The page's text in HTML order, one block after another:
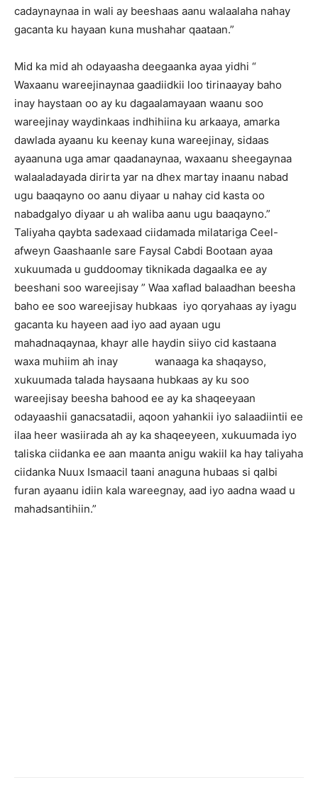
cadaynaynaa in wali ay beeshaas aanu walaalaha nahay
gacanta ku hayaan kuna mushahar qaataan.”
Mid ka mid ah odayaasha deegaanka ayaa yidhi “
Waxaanu wareejinaynaa gaadiidkii loo tirinaayay baho
inay haystaan oo ay ku dagaalamayaan waanu soo
wareejinay waydinkaas indhihiina ku arkaaya, amarka
dawlada ayaanu ku keenay kuna wareejinay, sidaas
ayaanuna uga amar qaadanaynaa, waxaanu sheegaynaa
walaaladayada dirirta yar na dhex martay inaanu nabad
ugu baaqayno oo aanu diyaar u nahay cid kasta oo
nabadgalyo diyaar u ah waliba aanu ugu baaqayno.”
Taliyaha qaybta sadexaad ciidamada milatariga Ceel-
afweyn Gaashaanle sare Faysal Cabdi Bootaan ayaa
xukuumada u guddoomay tiknikada dagaalka ee ay
beeshani soo wareejisay ” Waa xaflad balaadhan beesha
baho ee soo wareejisay hubkaas iyo qoryahaas ay iyagu
gacanta ku hayeen aad iyo aad ayaan ugu
mahadnaqaynaa, khayr alle haydin siiyo cid kastaana
waxa muhiim ah inay wanaaga ka shaqayso,
xukuumada talada haysaana hubkaas ay ku soo
wareejisay beesha bahood ee ay ka shaqeeyaan
odayaashii ganacsatadii, aqoon yahankii iyo salaadiintii ee
ilaa heer wasiirada ah ay ka shaqeeyeen, xukuumada iyo
taliska ciidanka ee aan maanta anigu wakiil ka hay taliyaha
ciidanka Nuux Ismaacil taani anaguna hubaas si qalbi
furan ayaanu idiin kala wareegnay, aad iyo aadna waad u
mahadsantihiin.”